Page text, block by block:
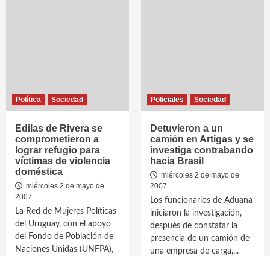
Política Sociedad
Edilas de Rivera se
comprometieron a
lograr refugio para
víctimas de violencia
doméstica
miércoles 2 de mayo de
2007
La Red de Mujeres Políticas
del Uruguay, con el apoyo
del Fondo de Población de
Naciones Unidas (UNFPA),
Policiales Sociedad
Detuvieron a un
camión en Artigas y se
investiga contrabando
hacia Brasil
miércoles 2 de mayo de
2007
Los funcionarios de Aduana
iniciaron la investigación,
después de constatar la
presencia de un camión de
una empresa de carga,...